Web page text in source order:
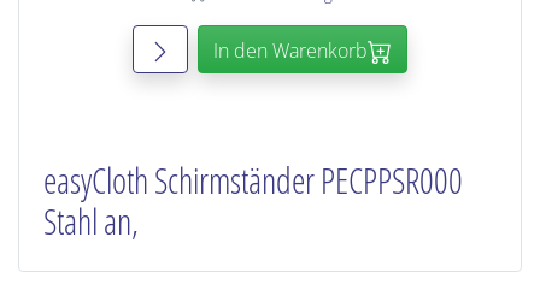
In den Warenkorb
easyCloth Schirmständer PECPPSR000
Stahl an,